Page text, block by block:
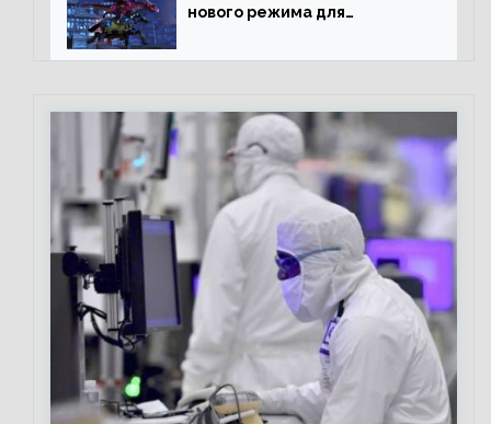
нового режима для
online